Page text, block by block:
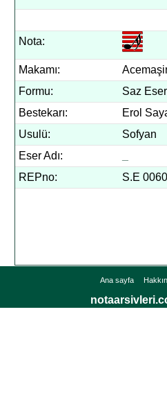
Nota:
Makamı:
Formu:
Saz
Bestekarı:
Erol
Usulü:
Sofyan
Eser Adı:
REPno:
S.E 0060
Ana sayfa